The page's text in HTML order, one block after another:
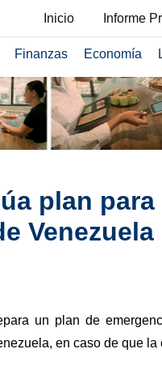
Inicio Informe
Finanzas Economía
plan para
Venezuela
un plan de
en caso de que la